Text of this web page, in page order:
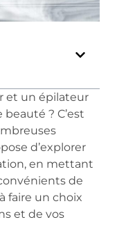
et un épilateur
? C’est
d’explorer
en mettant
de
faire un choix
et de vos